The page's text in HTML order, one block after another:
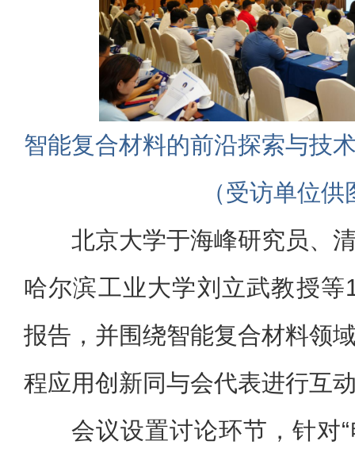
智能复合材料的前沿探索与技
（受访单位供
北京大学于海峰研究员、
哈尔滨工业大学刘立武教授
报告，并围绕智能复合材料领
程应用创新同与会代表进行互
会议设置讨论环节，针对